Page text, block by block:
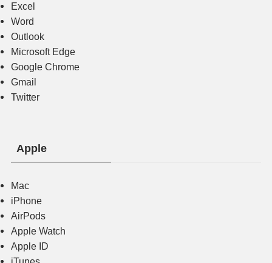
Excel
Word
Outlook
Microsoft Edge
Google Chrome
Gmail
Twitter
Apple
Mac
iPhone
AirPods
Apple Watch
Apple ID